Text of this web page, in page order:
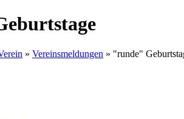
» Vereinsmeldungen » "runde"